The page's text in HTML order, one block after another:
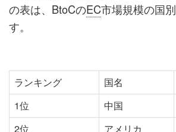
の表は、BtoCのEC市場規模の国別
す。
ランキング 国名
1位
中国
2位
アメリカ